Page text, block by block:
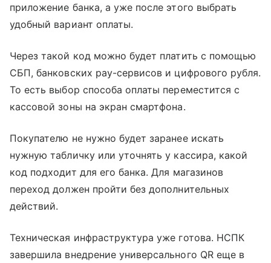
приложение банка, а уже после этого выбрать
удобный вариант оплаты.
Через такой код можно будет платить с помощью
СБП, банковских pay-сервисов и цифрового рубля.
То есть выбор способа оплаты переместится с
кассовой зоны на экран смартфона.
Покупателю не нужно будет заранее искать
нужную табличку или уточнять у кассира, какой
код подходит для его банка. Для магазинов
переход должен пройти без дополнительных
действий.
Техническая инфраструктура уже готова. НСПК
завершила внедрение универсального QR еще в